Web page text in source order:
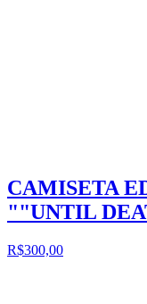
CAMISETA
""UNTIL
R$300,00